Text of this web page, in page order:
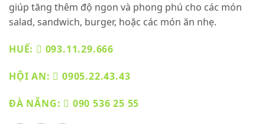
giúp tăng thêm độ ngon và phong phú cho các món
salad, sandwich, burger, hoặc các món ăn nhẹ.
HUẾ: 093.11.29.666
HỘI AN: 0905.22.43.43
ĐÀ NẴNG: 090 536 25 55